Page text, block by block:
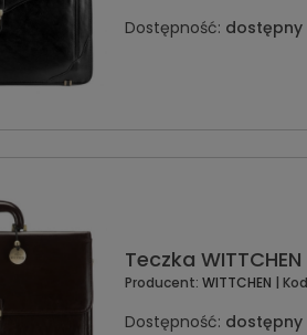
Dostępność: dostępny
Teczka
Producent: WITTCHEN |
Dostępność: dostępny